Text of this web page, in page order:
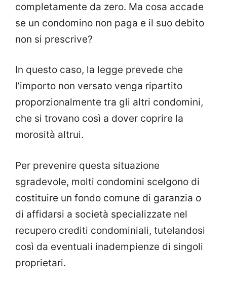
completamente da zero. Ma cosa accade
se un condomino non paga e il suo debito
non si prescrive?
In questo caso, la legge prevede che
l’importo non versato venga ripartito
proporzionalmente tra gli altri condomini,
che si trovano così a dover coprire la
morosità altrui.
Per prevenire questa situazione
sgradevole, molti condomini scelgono di
costituire un fondo comune di garanzia o
di affidarsi a società specializzate nel
recupero crediti condominiali, tutelandosi
così da eventuali inadempienze di singoli
proprietari.